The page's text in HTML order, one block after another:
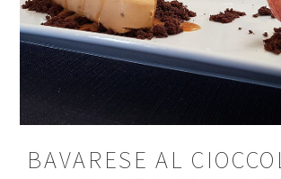
BAVARESE AL